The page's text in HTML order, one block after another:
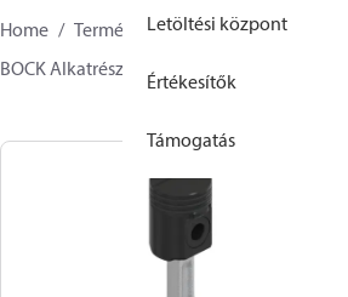
Letöltési központ
Értékesítők
Támogatás
Home Termékek Climate Solution Fűtés
BOCK Alkatrészek és tartozékok